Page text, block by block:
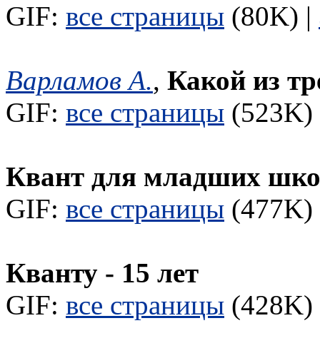
GIF: все страницы (80K) |
Варламов А., Какой из
GIF: все страницы
Квант для младших
GIF: все страницы
Кванту - 15 лет
GIF: все страницы